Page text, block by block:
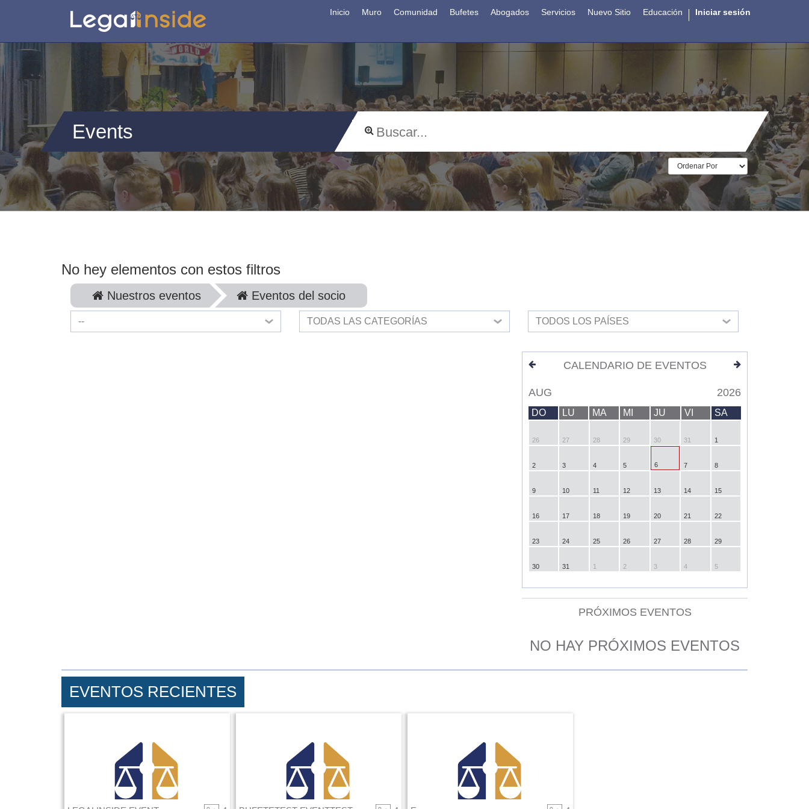
Inicio Muro Comunidad Bufetes Abogados Servicios Nuevo Sitio Educación Iniciar sesión
Events
No hey elementos con estos filtros
Nuestros eventos Eventos del socio
-- TODAS LAS CATEGORÍAS TODOS LOS PAÍSES
CALENDARIO DE EVENTOS
AUG 2026
DO LU MA MI JU VI SA
26 27 28 29 30 31 1
2 3 4 5 6 7 8
9 10 11 12 13 14 15
16 17 18 19 20 21 22
23 24 25 26 27 28 29
30 31 1 2 3 4 5
PRÓXIMOS EVENTOS
NO HAY PRÓXIMOS EVENTOS
EVENTOS RECIENTES